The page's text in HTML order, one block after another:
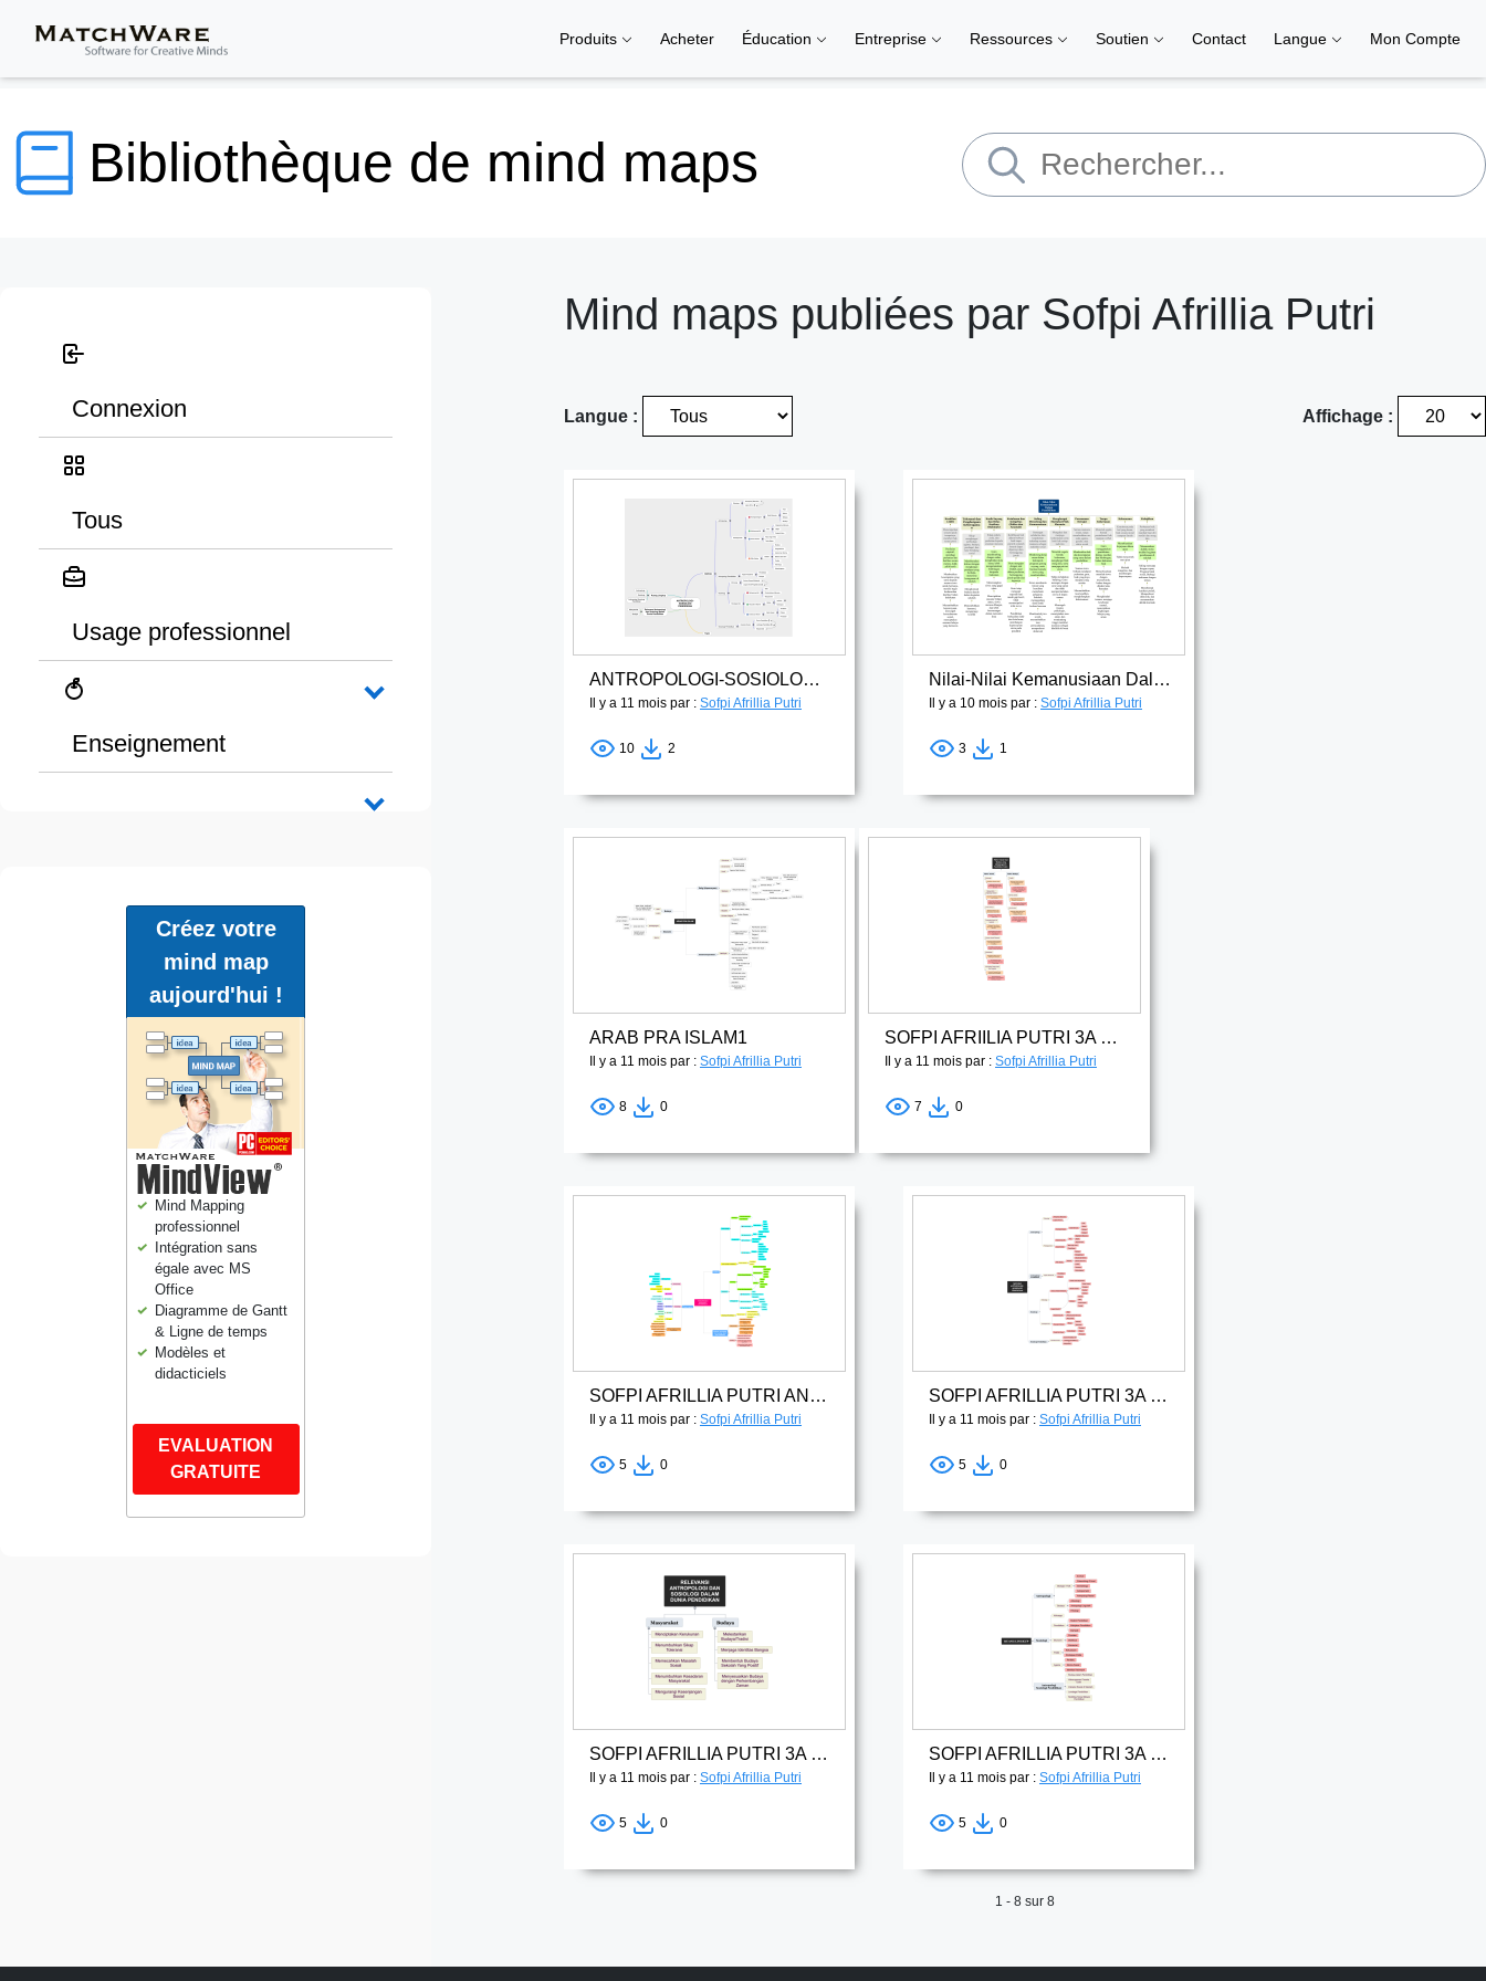
Produits Acheter Éducation Entreprise Ressources Soutien Contact Langue Mon Compte
Bibliothèque de mind maps
Connexion
Tous
Usage professionnel
Enseignement
Créez votre
mind map
aujourd'hui !
Mind Mapping
professionnel
Intégration sans
égale avec MS
Office
Diagramme de Gantt
& Ligne de temps
Modèles et
didacticiels
EVALUATION
GRATUITE
Mind maps publiées par Sofpi Afrillia Putri
Langue : Affichage :
ANTROPOLOGI-SOSIOLOGI PENDIDIKAN
Il y a 11 mois par : Sofpi Afrillia Putri
10 2
Nilai-Nilai Kemanusiaan Dalam Pendidikan1
Il y a 10 mois par : Sofpi Afrillia Putri
3 1
ARAB PRA ISLAM1
Il y a 11 mois par : Sofpi Afrillia Putri
8 0
SOFPI AFRIILIA PUTRI 3A PAI FAKTOR SOSIAL DAN BUDAYA
Il y a 11 mois par : Sofpi Afrillia Putri
7 0
SOFPI AFRILLIA PUTRI ANTROPOLOGI 3
Il y a 11 mois par : Sofpi Afrillia Putri
5 0
SOFPI AFRILLIA PUTRI 3A PAI DEFINISI
Il y a 11 mois par : Sofpi Afrillia Putri
5 0
SOFPI AFRILLIA PUTRI 3A PAI RELEVANSI
Il y a 11 mois par : Sofpi Afrillia Putri
5 0
SOFPI AFRILLIA PUTRI 3A PAI RUANG LINGKUP
Il y a 11 mois par : Sofpi Afrillia Putri
5 0
1 - 8 sur 8